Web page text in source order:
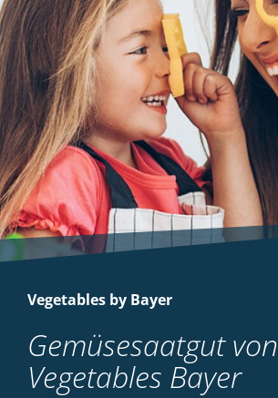
Vegetables by Bayer
Gemüsesaatgut von
Vegetables Bayer